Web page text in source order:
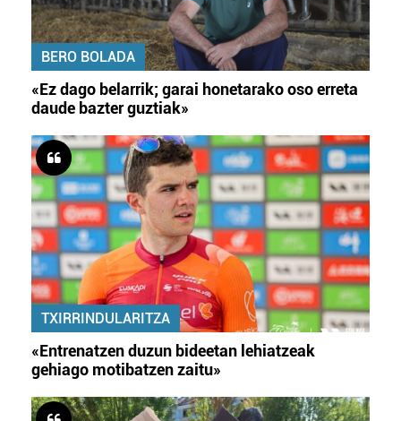
BERO BOLADA
«Ez dago belarrik; garai honetarako oso erreta
daude bazter guztiak»
TXIRRINDULARITZA
«Entrenatzen duzun bideetan lehiatzeak
gehiago motibatzen zaitu»